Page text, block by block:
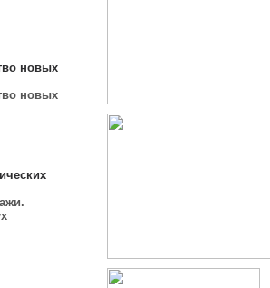
новых
новых